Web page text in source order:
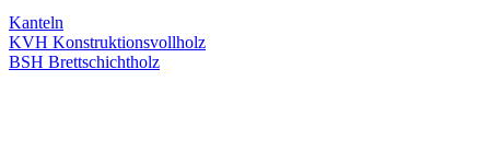
Kanteln
KVH Konstruktionsvollholz
BSH Brettschichtholz